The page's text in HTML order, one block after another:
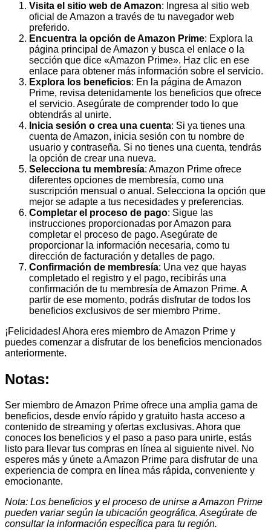
Visita el sitio web de Amazon: Ingresa al sitio web
oficial de Amazon a través de tu navegador web
preferido.
Encuentra la opción de Amazon Prime: Explora la
página principal de Amazon y busca el enlace o la
sección que dice «Amazon Prime». Haz clic en ese
enlace para obtener más información sobre el servicio.
Explora los beneficios: En la página de Amazon
Prime, revisa detenidamente los beneficios que ofrece
el servicio. Asegúrate de comprender todo lo que
obtendrás al unirte.
Inicia sesión o crea una cuenta: Si ya tienes una
cuenta de Amazon, inicia sesión con tu nombre de
usuario y contraseña. Si no tienes una cuenta, tendrás
la opción de crear una nueva.
Selecciona tu membresía: Amazon Prime ofrece
diferentes opciones de membresía, como una
suscripción mensual o anual. Selecciona la opción que
mejor se adapte a tus necesidades y preferencias.
Completar el proceso de pago: Sigue las
instrucciones proporcionadas por Amazon para
completar el proceso de pago. Asegúrate de
proporcionar la información necesaria, como tu
dirección de facturación y detalles de pago.
Confirmación de membresía: Una vez que hayas
completado el registro y el pago, recibirás una
confirmación de tu membresía de Amazon Prime. A
partir de ese momento, podrás disfrutar de todos los
beneficios exclusivos de ser miembro Prime.
¡Felicidades! Ahora eres miembro de Amazon Prime y
puedes comenzar a disfrutar de los beneficios mencionados
anteriormente.
Notas:
Ser miembro de Amazon Prime ofrece una amplia gama de
beneficios, desde envío rápido y gratuito hasta acceso a
contenido de streaming y ofertas exclusivas. Ahora que
conoces los beneficios y el paso a paso para unirte, estás
listo para llevar tus compras en línea al siguiente nivel. No
esperes más y únete a Amazon Prime para disfrutar de una
experiencia de compra en línea más rápida, conveniente y
emocionante.
Nota: Los beneficios y el proceso de unirse a Amazon Prime
pueden variar según la ubicación geográfica. Asegúrate de
consultar la información específica para tu región.